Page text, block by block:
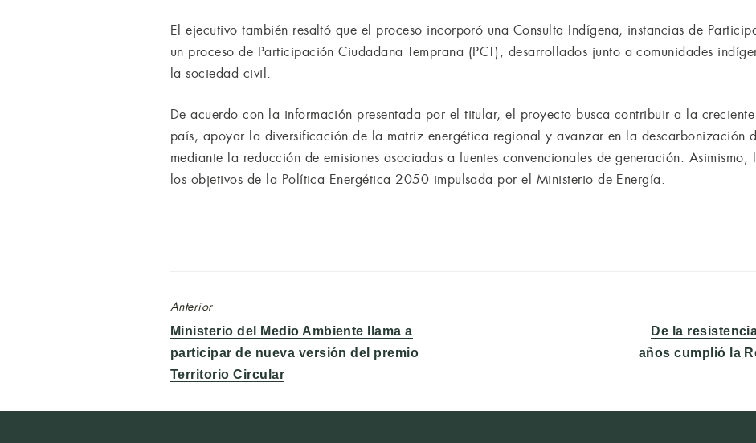
El ejecutivo también resaltó que el proceso incorporó una Consulta Indígena, instancias de
un proceso de Participación Ciudadana Temprana (PCT), desarrollados junto a comunidades
la sociedad civil.
De acuerdo con la información presentada por el titular, el proyecto busca contribuir a la
país, apoyar la diversificación de la matriz energética regional y avanzar en la descarbonización
mediante la reducción de emisiones asociadas a fuentes convencionales de generación.
los objetivos de la Política Energética 2050 impulsada por el Ministerio de Energía.
Anterior
Entrada
anterior:
Ministerio del Medio Ambiente llama a
participar de nueva versión del premio
Territorio Circular
Entrada
siguiente:
De la
años cumplió la